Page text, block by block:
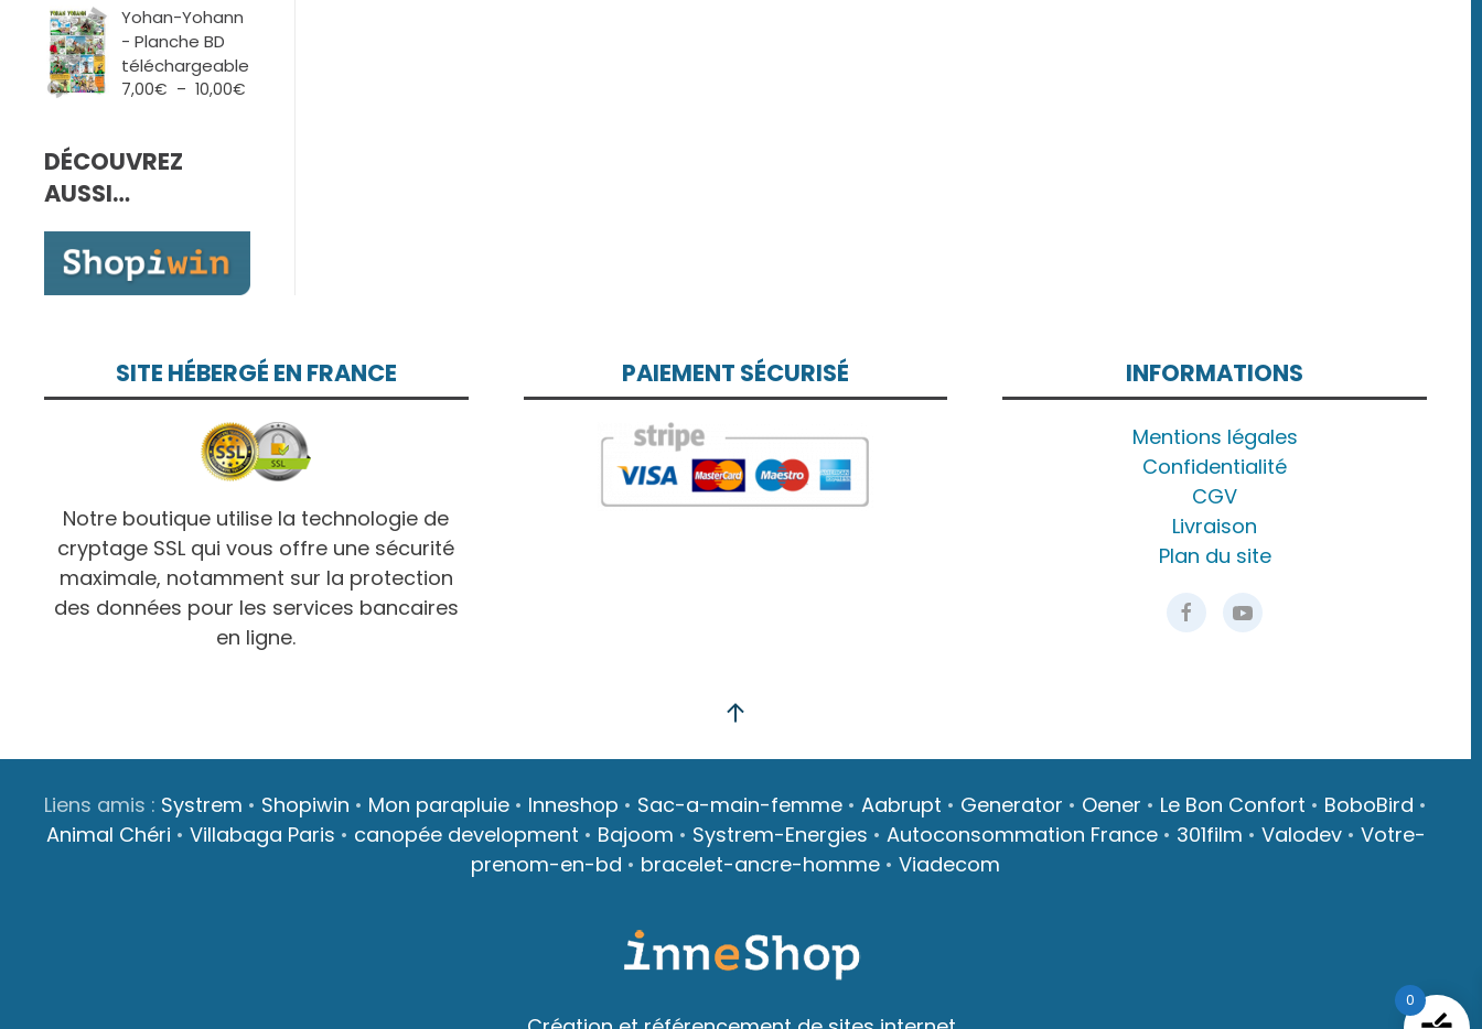
Yohan-Yohann
- Planche BD
téléchargeable
7,00€ – 10,00€
DÉCOUVREZ
AUSSI…
SITE HÉBERGÉ EN FRANCE
Notre boutique utilise la technologie de
cryptage SSL qui vous offre une sécurité
maximale, notamment sur la protection
des données pour les services bancaires
en ligne.
PAIEMENT SÉCURISÉ INFORMATIONS
Mentions légales
Confidentialité
CGV
Livraison
Plan du site
Liens amis : Systrem • Shopiwin • Mon parapluie • Inneshop • Sac-a-main-femme • Aabrupt • Generator • Oener • Le Bon Confort • BoboBird •
Animal Chéri • Villabaga Paris • canopée development • Bajoom • Systrem-Energies • Autoconsommation France• 301film • Valodev• Votre-
prenom-en-bd • bracelet-ancre-homme • Viadecom
0